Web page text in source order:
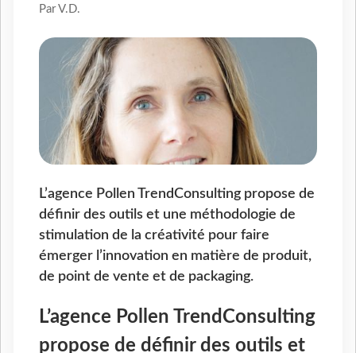
Par V.D.
L’agence Pollen TrendConsulting propose de
définir des outils et une méthodologie de
stimulation de la créativité pour faire
émerger l’innovation en matière de produit,
de point de vente et de packaging.
L’agence Pollen TrendConsulting
propose de définir des outils et